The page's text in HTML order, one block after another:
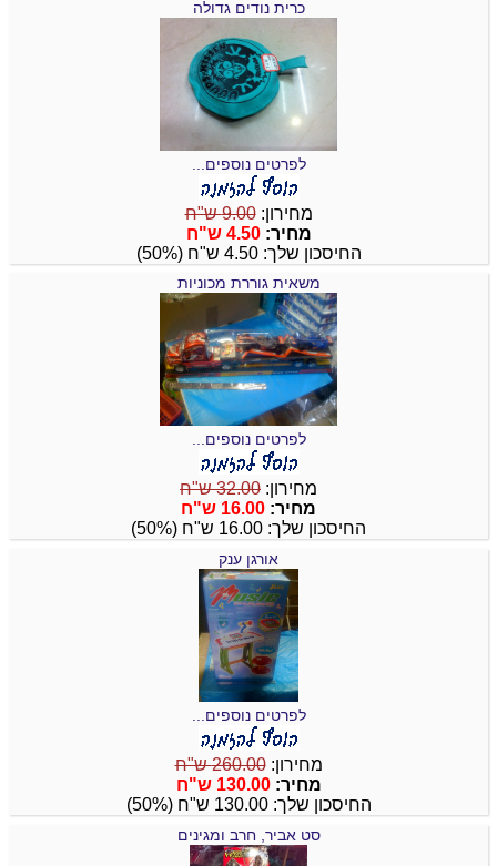
כרית נודים גדולה
לפרטים נוספים...
מחירון:9.00 ש"ח
מחיר:4.50 ש"ח
החיסכון שלך: 4.50 ש"ח (50%)
משאית גוררת מכוניות
לפרטים נוספים...
מחירון: 32.00 ש"ח
מחיר: 16.00 ש"ח
החיסכון שלך: 16.00 ש"ח (50%)
אורגן ענק
לפרטים נוספים...
מחירון:260.00 ש"ח
מחיר:130.00 ש"ח
החיסכון שלך: 130.00 ש"ח (50%)
סט אביר, חרב ומגינים